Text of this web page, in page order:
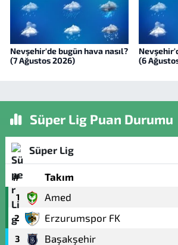
Nevşehir'de bugün hava nasıl?
(7 Ağustos 2026)
(6
Süper Lig Puan Durumu
Süper Lig
# Takım
1 Amed
2 Erzurumspor FK
3 Başakşehir